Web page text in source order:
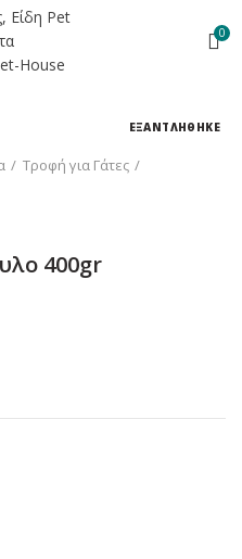
0
ΕΞΑΝΤΛΗΘΗΚΕ
Τροφή για Γάτες
400gr